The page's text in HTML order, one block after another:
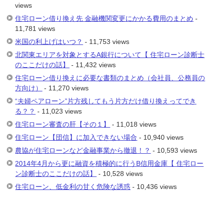
views
住宅ローン借り換え先 金融機関変更にかかる費用のまとめ -
11,781 views
米国の利上げはいつ？ - 11,753 views
北関東エリアを対象とするA銀行について【 住宅ローン診断士
のここだけの話】
- 11,432 views
住宅ローン借り換えに必要な書類のまとめ（会社員、公務員の
方向け）
- 11,270 views
“夫婦ペアローン”片方残してもう片方だけ借り換えってでき
る？？ - 11,023 views
住宅ローン審査の肝【その１】
- 11,018 views
住宅ローン【団信】に加入できない場合 - 10,940 views
農協が住宅ローンなど金融事業から撤退！？ - 10,593 views
2014年4月から更に融資を積極的に行うB信用金庫【 住宅ロー
ン診断士のここだけの話】
- 10,528 views
住宅ローン、低金利の甘く危険な誘惑 - 10,436 views